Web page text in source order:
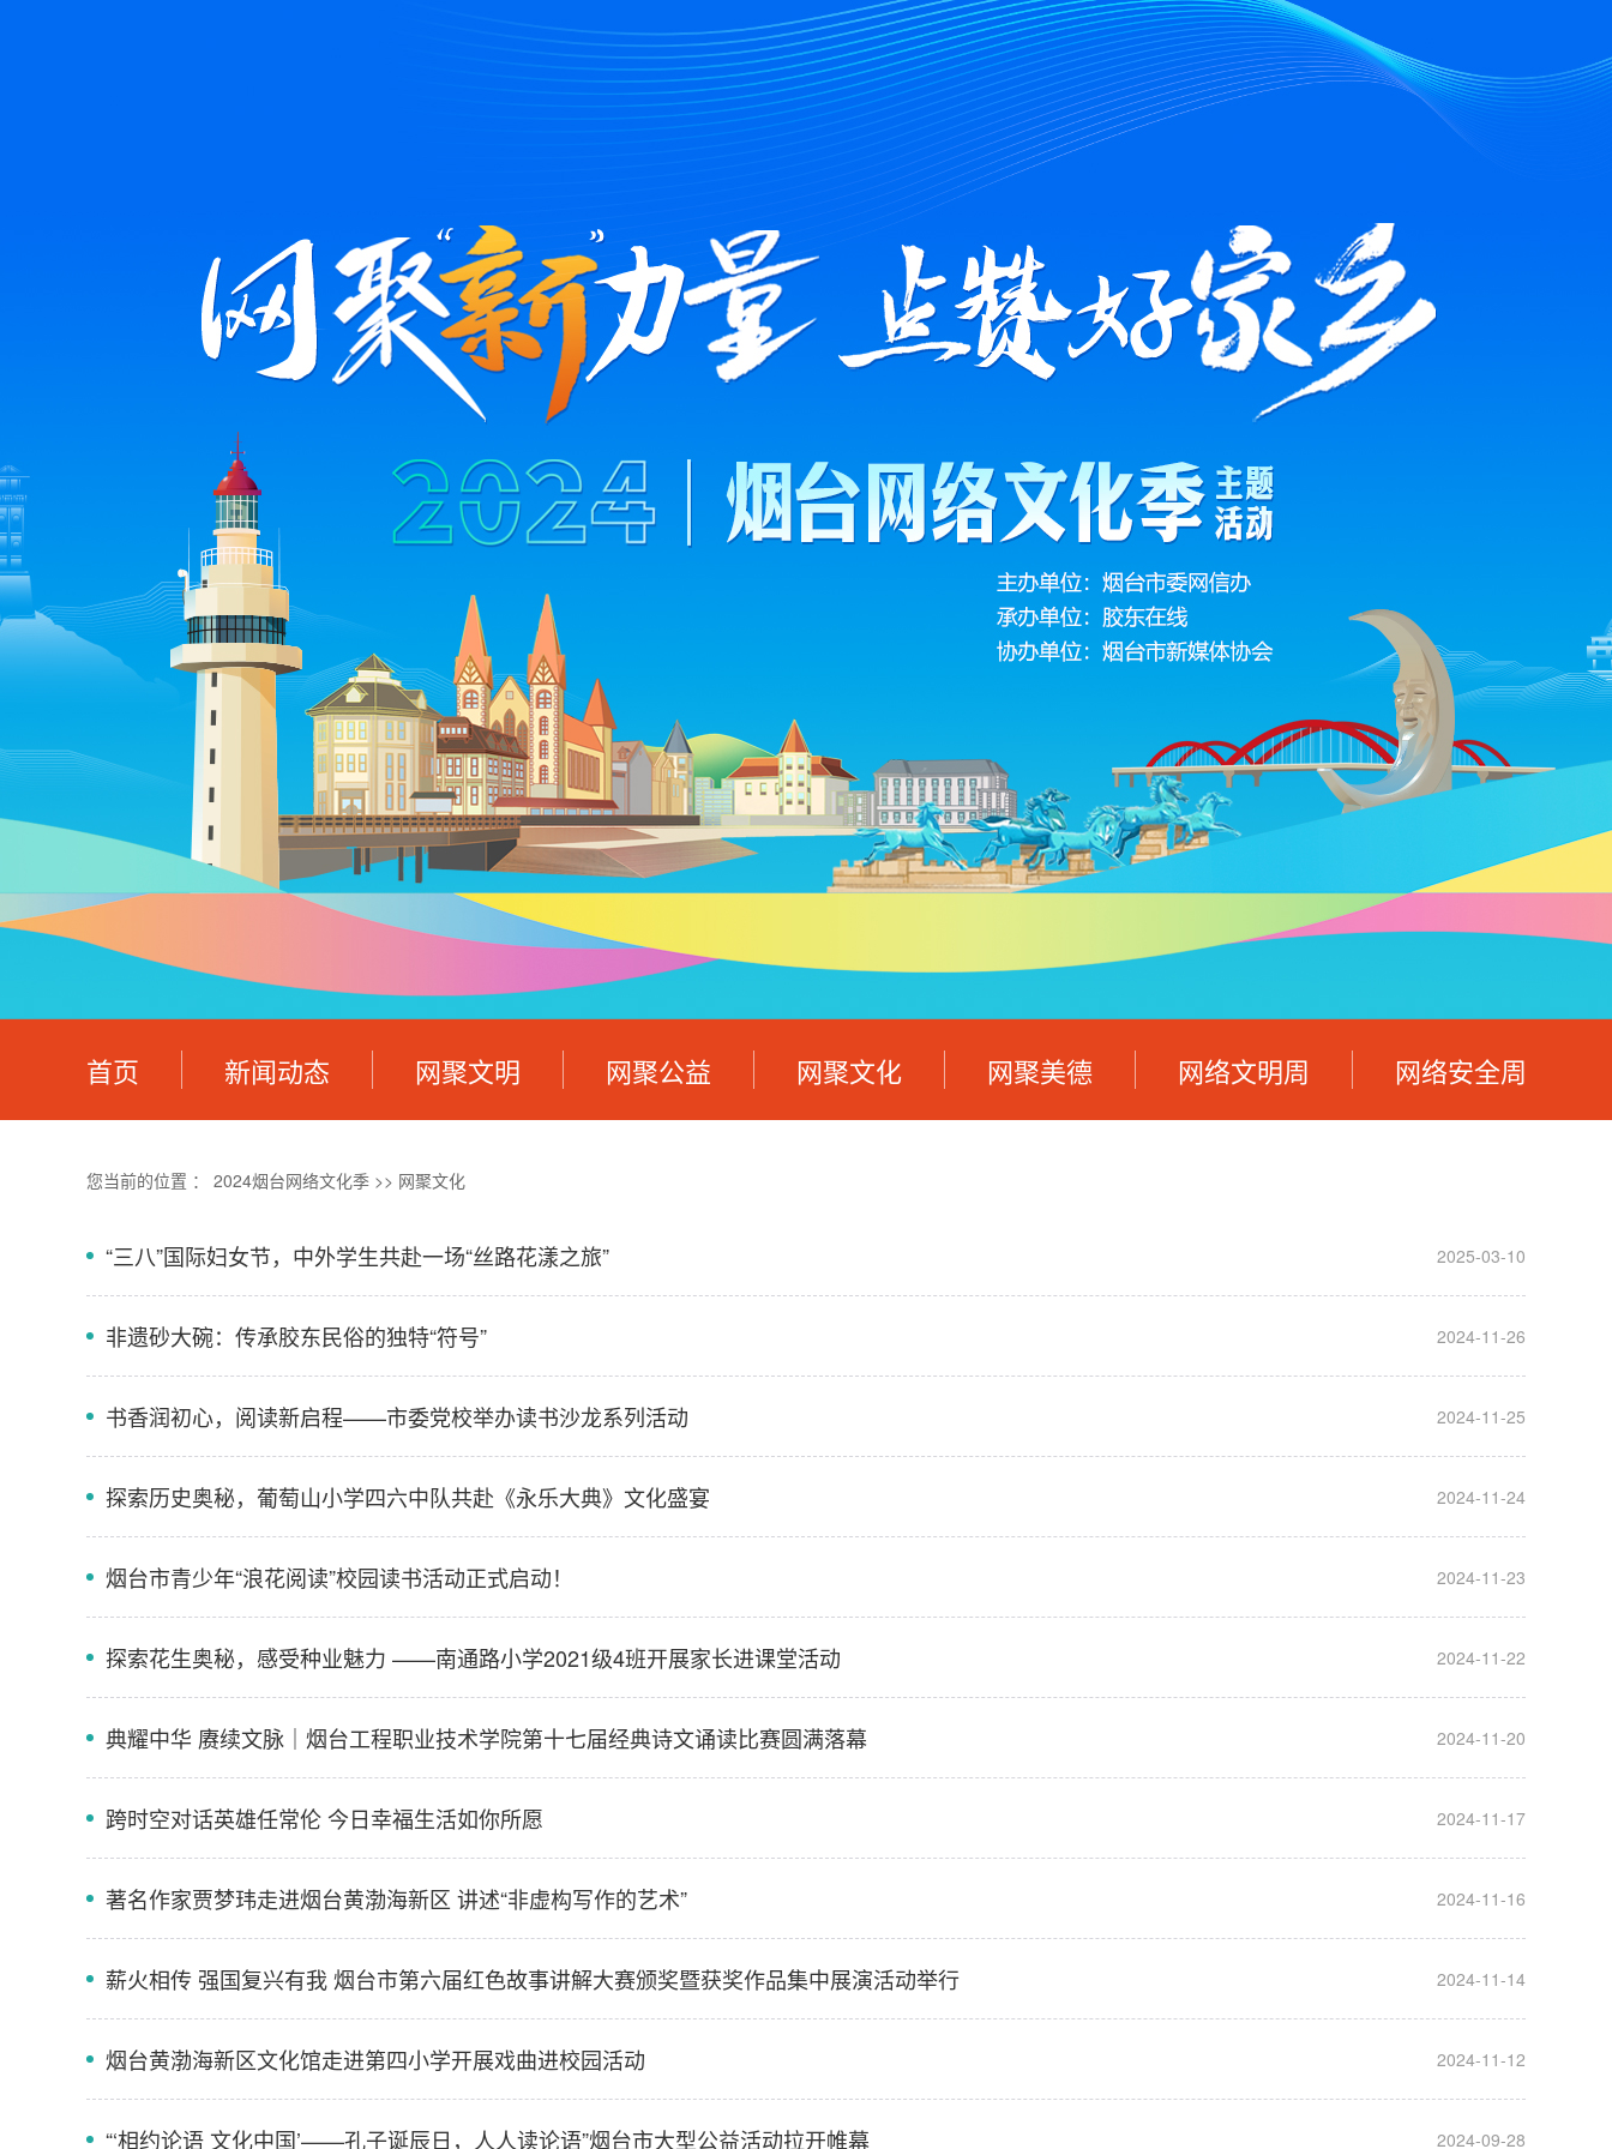
首页 新闻动态 网聚文明 网聚公益 网聚文化 网聚美德 网络文明周 网络安全周
您当前的位置 ： 2024烟台网络文化季 >> 网聚文化
“三八”国际妇女节，中外学生共赴一场“丝路花漾之旅” 2025-03-10
非遗砂大碗：传承胶东民俗的独特“符号” 2024-11-26
书香润初心，阅读新启程——市委党校举办读书沙龙系列活动 2024-11-25
探索历史奥秘，葡萄山小学四六中队共赴《永乐大典》文化盛宴 2024-11-24
烟台市青少年“浪花阅读”校园读书活动正式启动！ 2024-11-23
探索花生奥秘，感受种业魅力 ——南通路小学2021级4班开展家长进课堂活动 2024-11-22
典耀中华 赓续文脉｜烟台工程职业技术学院第十七届经典诗文诵读比赛圆满落幕 2024-11-20
跨时空对话英雄任常伦 今日幸福生活如你所愿 2024-11-17
著名作家贾梦玮走进烟台黄渤海新区 讲述“非虚构写作的艺术” 2024-11-16
薪火相传 强国复兴有我 烟台市第六届红色故事讲解大赛颁奖暨获奖作品集中展演活动举行 2024-11-14
烟台黄渤海新区文化馆走进第四小学开展戏曲进校园活动 2024-11-12
“‘相约论语 文化中国’——孔子诞辰日，人人读论语”烟台市大型公益活动拉开帷幕 2024-09-28